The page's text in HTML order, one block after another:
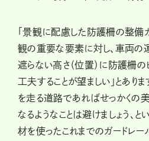
「景観に配慮した防護柵の整備
観の重要な要素に対し、車両
遮らない高さ（位置）に防護柵
工夫することが望ましい」とあり
を走る道路であればせっかくの
なるようなことは避けましょう、と
材を使ったこれまでのガードレ